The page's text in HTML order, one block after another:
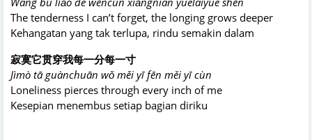
The tenderness I can’t forget, the longing grows deeper
Kehangatan yang tak terlupa, rindu semakin dalam
寂寞它贯穿我每一分每一寸
Jìmò tā guànchuān wǒ měi yī fēn měi yī cùn
Loneliness pierces through every inch of me
Kesepian menembus setiap bagian diriku